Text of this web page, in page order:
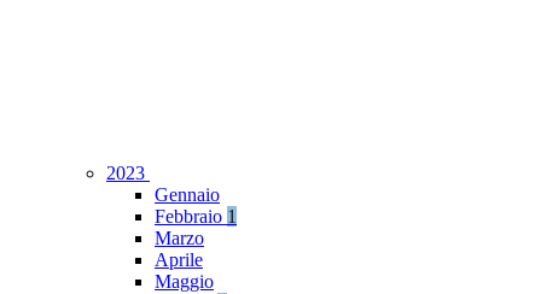
2023
Gennaio
Febbraio 1
Marzo
Aprile
Maggio